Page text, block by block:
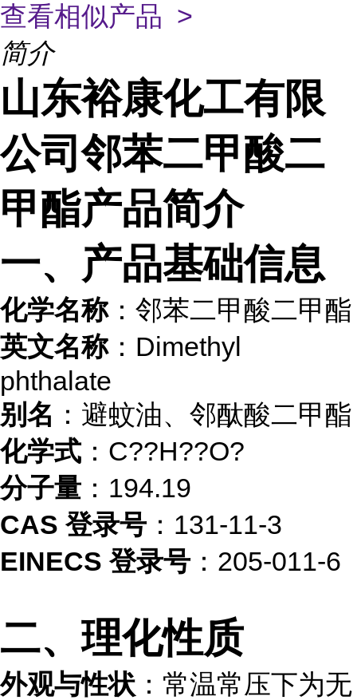
查看相似产品 >
简介
山东裕康化工有限
公司邻苯二甲酸二
甲酯产品简介
一、产品基础信息
化学名称：邻苯二甲酸二甲酯
英文名称：Dimethyl
phthalate
别名 ：避蚊油、邻酞酸二甲酯
化学式 ：C??H??O?
分子量 ：194.19
CAS 登录号 ：131-11-3
EINECS 登录号 ：205-011-6
二、理化性质
外观与性状 ：常温常压下为无